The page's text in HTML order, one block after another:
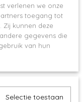
verlenen we onze
toegang tot
kunnen deze
gegevens die
van hun
Selectie toestaan